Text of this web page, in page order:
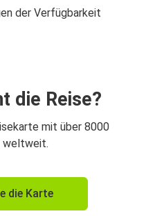
der Verfügbarkeit
die Reise?
mit über 8000
weltweit.
die Karte